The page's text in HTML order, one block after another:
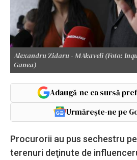
Alexandru Zidaru - MAkaveli (Foto:
Ganea)
Adaugă-ne ca sursă
Urmărește-ne pe
Procurorii au pus sechestru
terenuri deţinute de